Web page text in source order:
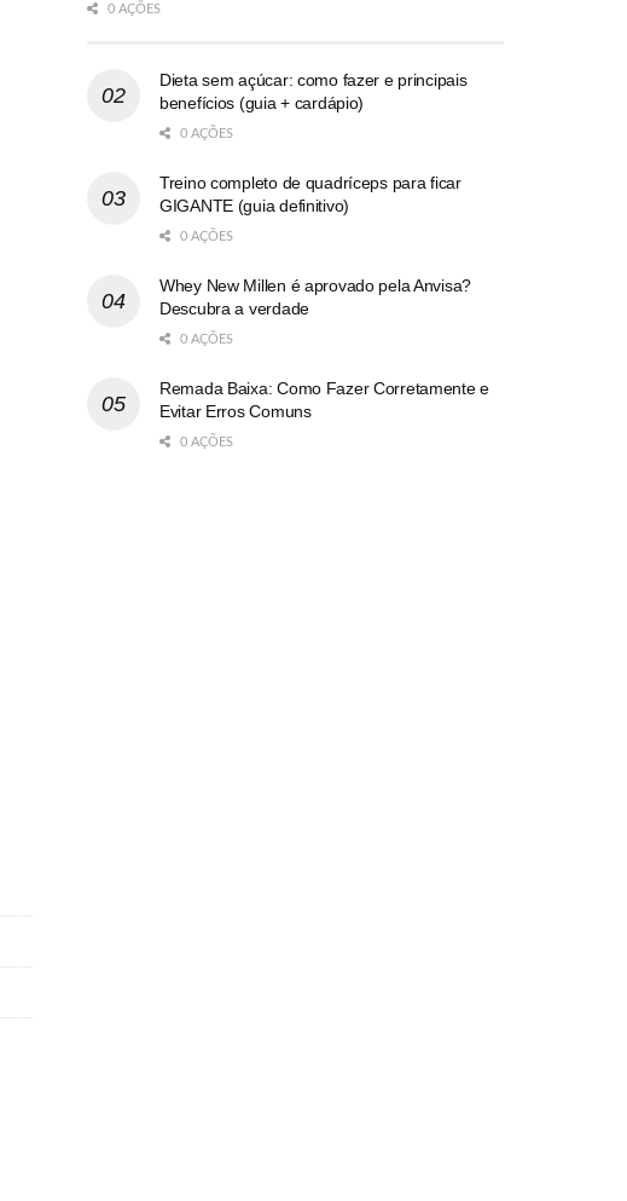
0 AÇÕES
Dieta sem açúcar: como fazer e principais
benefícios (guia + cardápio)
0 AÇÕES
Treino completo de quadríceps para ficar
GIGANTE (guia definitivo)
0 AÇÕES
Whey New Millen é aprovado pela Anvisa?
Descubra a verdade
0 AÇÕES
Remada Baixa: Como Fazer Corretamente e
Evitar Erros Comuns
0 AÇÕES